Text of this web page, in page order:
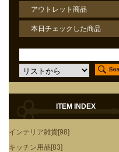
アウトレット商品
本日チェックした商品
ITEM INDEX
インテリア雑貨[98]
キッチン用品[83]